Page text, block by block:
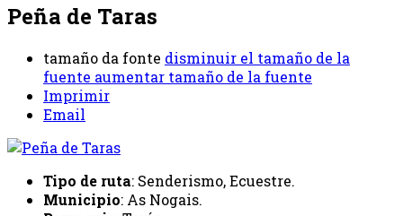
Peña de Taras
tamaño da fonte disminuir el tamaño de la
fuente aumentar tamaño de la fuente
Imprimir
Email
Tipo de ruta: Senderismo, Ecuestre.
Municipio: As Nogais.